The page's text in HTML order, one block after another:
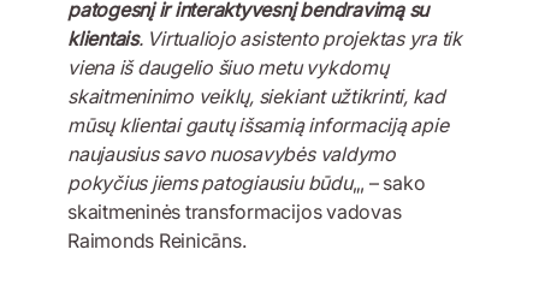
patogesnį ir interaktyvesnį bendravimą su
klientais. Virtualiojo asistento projektas yra tik
viena iš daugelio šiuo metu vykdomų
skaitmeninimo veiklų, siekiant užtikrinti, kad
mūsų klientai gautų išsamią informaciją apie
naujausius savo nuosavybės valdymo
pokyčius jiems patogiausiu būdu„, – sako
skaitmeninės transformacijos vadovas
Raimonds Reinicāns.